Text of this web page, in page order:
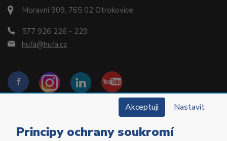
Moravní 909, 765 02 Otrokovice
577 926 226 - 229
hufa@hufa.cz
Akceptuji Nastavit
Principy ochrany soukromí